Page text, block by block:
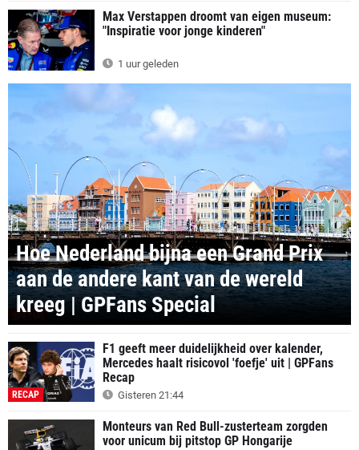
Max Verstappen droomt van eigen museum:
"Inspiratie voor jonge kinderen"
1 uur geleden
Hoe Nederland bijna een Grand Prix
aan de andere kant van de wereld
kreeg | GPFans Special
RECAP
F1 geeft meer duidelijkheid over kalender,
Mercedes haalt risicovol 'foefje' uit | GPFans
Recap
Gisteren 21:44
Monteurs van Red Bull-zusterteam zorgden
voor unicum bij pitstop GP Hongarije